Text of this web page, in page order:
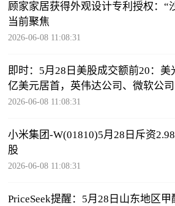
顾家家居获得外观设计专利授权：“
当前聚焦
2026-06-08 11:08:31
即时：5月28日美股成交额前20：美
亿美元居首，英伟达公司、微软公
随其后
2026-06-08 11:08:31
小米集团-W(01810)5月28日斥资
股
2026-06-08 11:08:31
PriceSeek提醒：5月28日山东地区